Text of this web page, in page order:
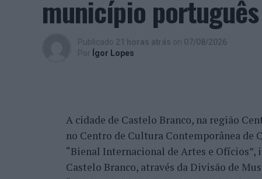
alguns jogadores.
Entre os portugueses, Tiago Torres e
edição, ambos alcançando os quartos de
Já Jaime Faria venceu o peruano Gonzalo
alcançando também os quartos de final,
Darderi, num encontro decidido em três
município português
Publicado 21 horas atrás on 07/08/2026
Por Ígor Lopes
A cidade de Castelo Branco, na região
no Centro de Cultura Contemporânea de
“Bienal Internacional de Artes e
Castelo Branco, através da Divisão de